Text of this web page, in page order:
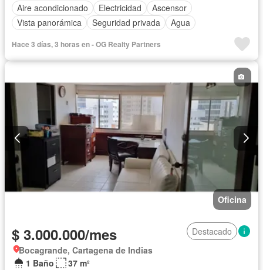
Aire acondicionado
Electricidad
Ascensor
Vista panorámica
Seguridad privada Agua
Hace 3 días, 3 horas en - OG Realty Partners
Oficina
$ 3.000.000/mes
Destacado
Bocagrande, Cartagena de Indias
1 Baño
37 m²